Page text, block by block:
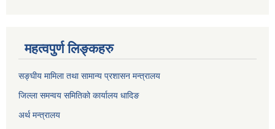
महत्वपुर्ण लिङ्कहरु
सङ्घीय मामिला तथा सामान्य प्रशासन मन्त्रालय
जिल्ला समन्वय समितिको कार्यालय धादिङ
अर्थ मन्त्रालय